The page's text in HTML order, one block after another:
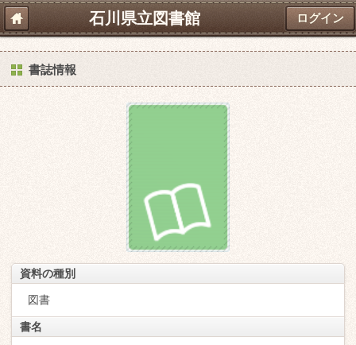
石川県立図書館 ログイン
書誌情報
資料の種別
図書
書名